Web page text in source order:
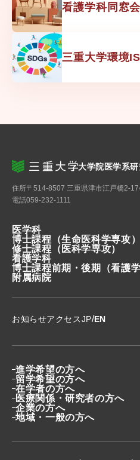
看護学科同窓会
三重大学環境
大学院医学系
住所〒514-8507 三重県津市江戸橋2-
電話059-232-1111
医学科
博士課程 （生命医科学専攻）
修士課程 （医科学専攻）
看護学科
博士課程前期・後期
（看護
附属病院
お知らせアクセスJP/EN
進学希望の方へ
留学希望の方へ
在学者の方へ
医療関係・研究者の方へ
企業の方へ
地域・一般の方へ